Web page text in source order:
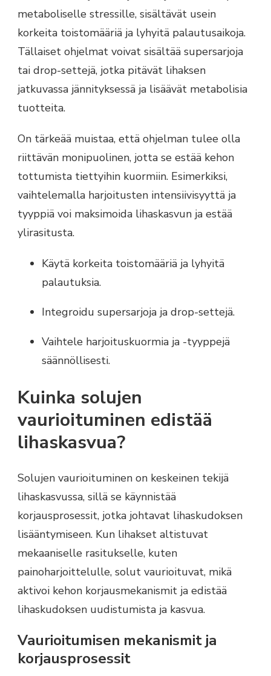
metaboliselle stressille, sisältävät usein
korkeita toistomääriä ja lyhyitä palautusaikoja.
Tällaiset ohjelmat voivat sisältää supersarjoja
tai drop-settejä, jotka pitävät lihaksen
jatkuvassa jännityksessä ja lisäävät metabolisia
tuotteita.
On tärkeää muistaa, että ohjelman tulee olla
riittävän monipuolinen, jotta se estää kehon
tottumista tiettyihin kuormiin. Esimerkiksi,
vaihtelemalla harjoitusten intensiivisyyttä ja
tyyppiä voi maksimoida lihaskasvun ja estää
ylirasitusta.
Käytä korkeita toistomääriä ja lyhyitä
palautuksia.
Integroidu supersarjoja ja drop-settejä.
Vaihtele harjoituskuormia ja -tyyppejä
säännöllisesti.
Kuinka solujen
vaurioituminen edistää
lihaskasvua?
Solujen vaurioituminen on keskeinen tekijä
lihaskasvussa, sillä se käynnistää
korjausprosessit, jotka johtavat lihaskudoksen
lisääntymiseen. Kun lihakset altistuvat
mekaaniselle rasitukselle, kuten
painoharjoittelulle, solut vaurioituvat, mikä
aktivoi kehon korjausmekanismit ja edistää
lihaskudoksen uudistumista ja kasvua.
Vaurioitumisen mekanismit ja
korjausprosessit